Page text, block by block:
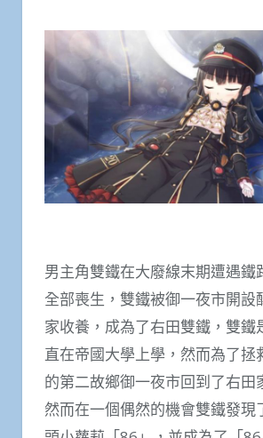
男主角雙鐵在大廢線末期遭遇鐵
全部喪生，雙鐵被御一夜市開設
家收養，成為了右田雙鐵，雙鐵
直在帝國大學上學，然而為了拯
的第二故鄉御一夜市回到了右田
然而在一個偶然的機會雙鐵發現